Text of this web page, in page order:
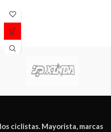
ciclistas. Mayorista, marcas